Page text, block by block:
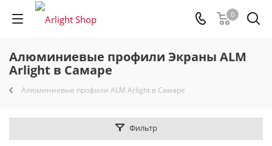
0
Алюминиевые профили Экраны ALM
Arlight в Самаре
Алюминиевые профили ALM Arlight в Самаре
Фильтр